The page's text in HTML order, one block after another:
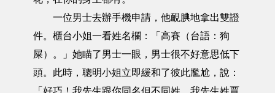
一位男士去辦手機申請，他靦腆地拿出雙證
件。櫃台小姐一看姓名欄：「高賽（台語：狗
屎）。」她瞄了男士一眼，男士很不好意思低下
頭。此時，聰明小姐立即緩和了彼此尷尬，說：
「好巧！我先生跟你同名但不同姓，我先生姓賈